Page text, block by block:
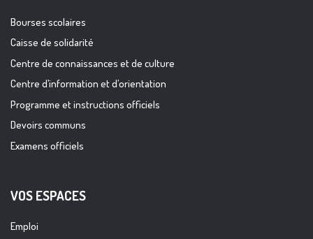
Bourses scolaires
Caisse de solidarité
Centre de connaissances et de culture
Centre d’information et d’orientation
Programme et instructions officiels
Devoirs communs
Examens officiels
VOS ESPACES
Emploi